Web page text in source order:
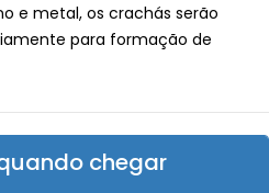
e metal, os crachás serão
para formação de
chegar